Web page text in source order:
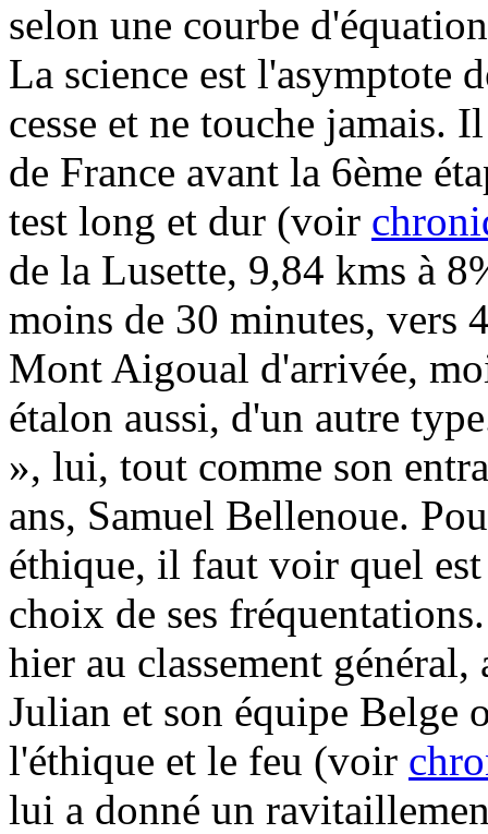
selon une courbe
La science est l'asymptote
cesse et ne touche jamais.
de France avant la 6ème
test long et dur (voir
de la Lusette, 9,84 kms à
moins de 30 minutes, vers
Mont Aigoual d'arrivée,
étalon aussi, d'un autre
», lui, tout comme son
ans, Samuel Bellenoue.
éthique, il faut voir quel
choix de ses
hier au classement
Julian et son équipe Belge
l'éthique et le feu (voir
lui a donné un